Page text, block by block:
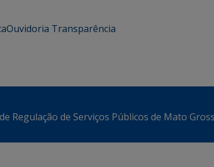
Ouvidoria Transparência
Regulação de Serviços Públicos de Mato